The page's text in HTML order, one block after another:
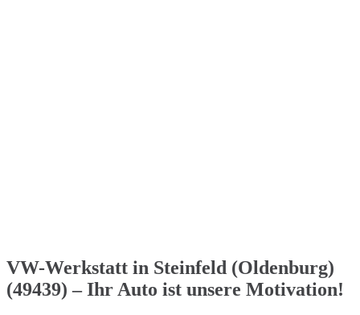
VW-Werkstatt in Steinfeld (Oldenburg)
(49439) – Ihr Auto ist unsere Motivation!